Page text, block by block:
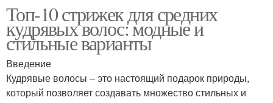
Топ-10 стрижек для средних
кудрявых волос: модные и
стильные варианты
Введение
Кудрявые волосы – это настоящий подарок природы,
который позволяет создавать множество стильных и